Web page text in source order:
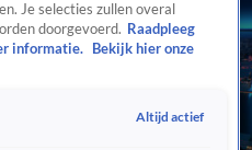
Je selecties zullen overal
doorgevoerd. Raadpleeg
informatie.
Bekijk hier onze
Altijd actief